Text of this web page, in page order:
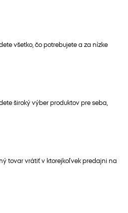
všetko, čo potrebujete a za nízke
široký výber produktov pre seba,
tovar vrátiť v ktorejkoľvek predajni na